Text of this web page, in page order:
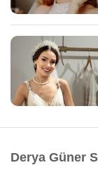
Derya Güner